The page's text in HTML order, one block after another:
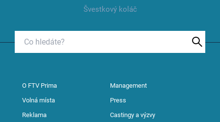
Švestkový koláč
O FTV Prima Management
Volná místa Press
Reklama Castingy a výzvy